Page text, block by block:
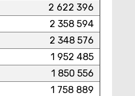
2 622 396
2 358 594
2 348 576
1 952 485
1 850 556
1 758 889